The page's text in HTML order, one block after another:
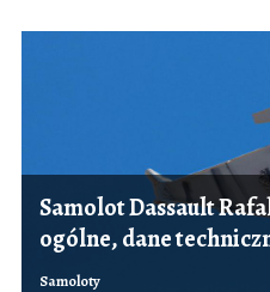
Samolot Dassault
ogólne, dane
Samoloty